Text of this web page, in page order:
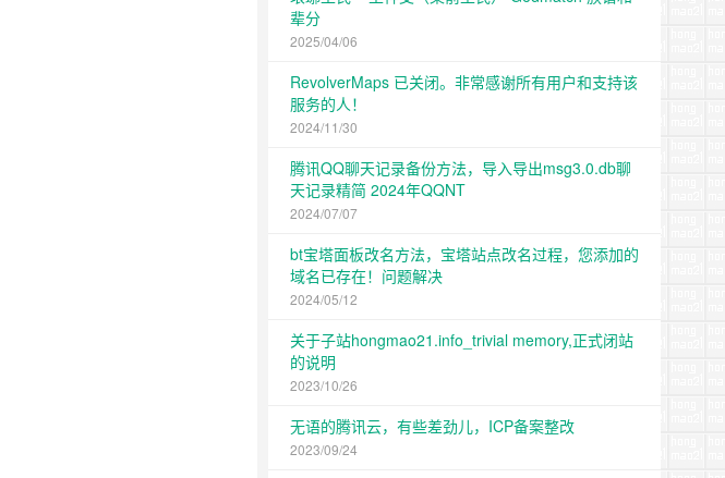
辈分
2025/04/06
RevolverMaps 已关闭。非常感谢所有用户和支持该
服务的人！
2024/11/30
腾讯QQ聊天记录备份方法，导入导出msg3.0.db聊
天记录精简 2024年QQNT
2024/07/07
bt宝塔面板改名方法，宝塔站点改名过程，您添加的
域名已存在！问题解决
2024/05/12
关于子站hongmao21.info_trivial memory,正式闭站
的说明
2023/10/26
无语的腾讯云，有些差劲儿，ICP备案整改
2023/09/24